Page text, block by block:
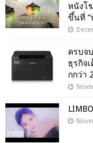
หนังโ
ขึ้นที่ “
ครบจ
ธุรกิจ
กกว่า